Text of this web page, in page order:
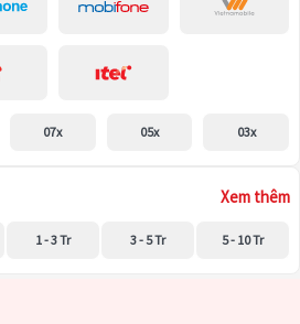
07x 05x 03x
Xem thêm
1 - 3 Tr 3 - 5 Tr 5 - 10 Tr